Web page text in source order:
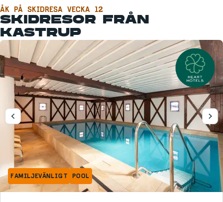
ÅK PÅ SKIDRESA VECKA 12
SKIDRESOR FRÅN
KASTRUP
FAMILJEVÄNLIGT POOL